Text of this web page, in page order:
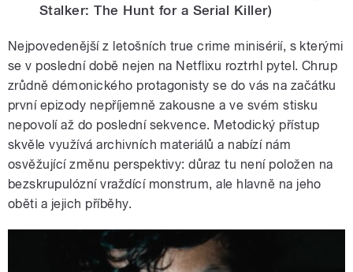
Stalker: The Hunt for a Serial Killer)
Nejpovedenější z letošních true crime minisérií, s kterými
se v poslední době nejen na Netflixu roztrhl pytel. Chrup
zrůdně démonického protagonisty se do vás na začátku
první epizody nepříjemně zakousne a ve svém stisku
nepovolí až do poslední sekvence. Metodický přístup
skvěle využívá archivních materiálů a nabízí nám
osvěžující změnu perspektivy: důraz tu není položen na
bezskrupulózní vraždící monstrum, ale hlavně na jeho
oběti a jejich příběhy.